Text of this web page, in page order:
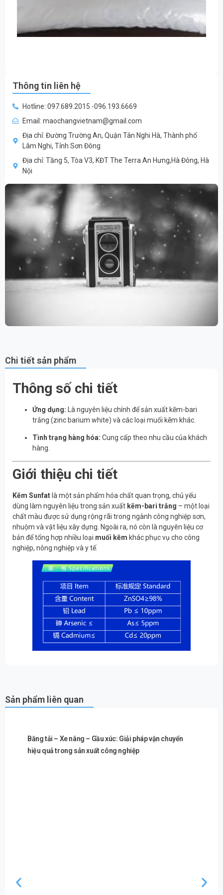
Thông tin liên hệ
Hotline: 097.689.2015 -096.193.6669
Email: maochangvietnam@gmail.com
Địa chỉ: Đường Trường An, Quận Tân Nghi Hà, Thành phố
Lâm Nghi, Tỉnh Sơn Đông
Địa chỉ: Tầng 5, Tòa V3, KĐT The Terra An Hưng,Hà Đông, Hà
Nội
Chi tiết sản phẩm
Thông số chi tiết
Ứng dụng: Là nguyên liệu chính để sản xuất kẽm-bari
trắng (zinc barium white) và các loại muối kẽm khác.
Tình trạng hàng hóa: Cung cấp theo nhu cầu của khách
hàng.
Giới thiệu chi tiết
Kẽm Sunfat là một sản phẩm hóa chất quan trọng, chủ yếu
dùng làm nguyên liệu trong sản xuất kẽm-bari trắng – một loại
chất màu được sử dụng rộng rãi trong ngành công nghiệp sơn,
nhuộm và vật liệu xây dựng. Ngoài ra, nó còn là nguyên liệu cơ
bản để tổng hợp nhiều loại muối kẽm khác phục vụ cho công
nghiệp, nông nghiệp và y tế.
Sản phẩm liên quan
Băng tải – Xe nâng – Gầu xúc: Giải pháp vận chuyển
hiệu quả trong sản xuất công nghiệp